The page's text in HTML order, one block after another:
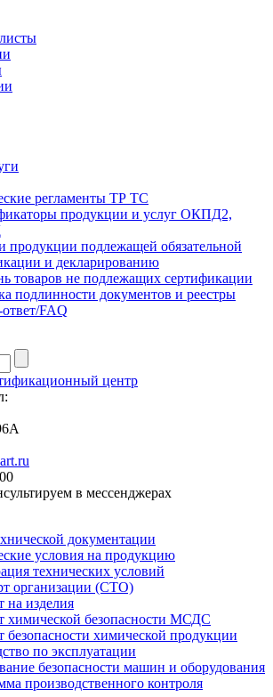
регламенты ТР ТС
продукции и услуг ОКПД2,
продукции подлежащей обязательной
и декларированию
товаров не подлежащих сертификации
подлинности документов и реестры
FAQ
центр
в мессенджерах
документации
условия на продукцию
технических условий
организации (СТО)
на изделия
химической безопасности МСДС
безопасности химической продукции
по эксплуатации
безопасности машин и оборудования
производственного контроля